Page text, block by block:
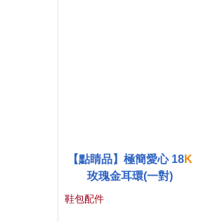
【點睛品】極簡愛心 18K
玫瑰金耳環(一對)
鞋包配件